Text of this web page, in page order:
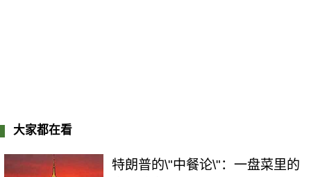
大家都在看
特朗普的\"中餐论\"：一盘菜里的